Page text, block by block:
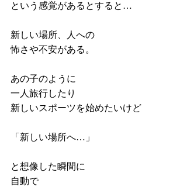
という感覚があるとすると…
新しい場所、人への
怖さや不安がある。
あの子のように
一人旅行したり
新しいスポーツを始めたいけど
「新しい場所へ…」
と想像した瞬間に
自動で